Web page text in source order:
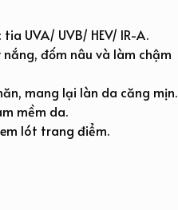
UVA/ UVB/ HEV/ IR-A.
đốm nâu và làm chậm
mang lại làn da căng mịn.
mềm da.
lót trang điểm.